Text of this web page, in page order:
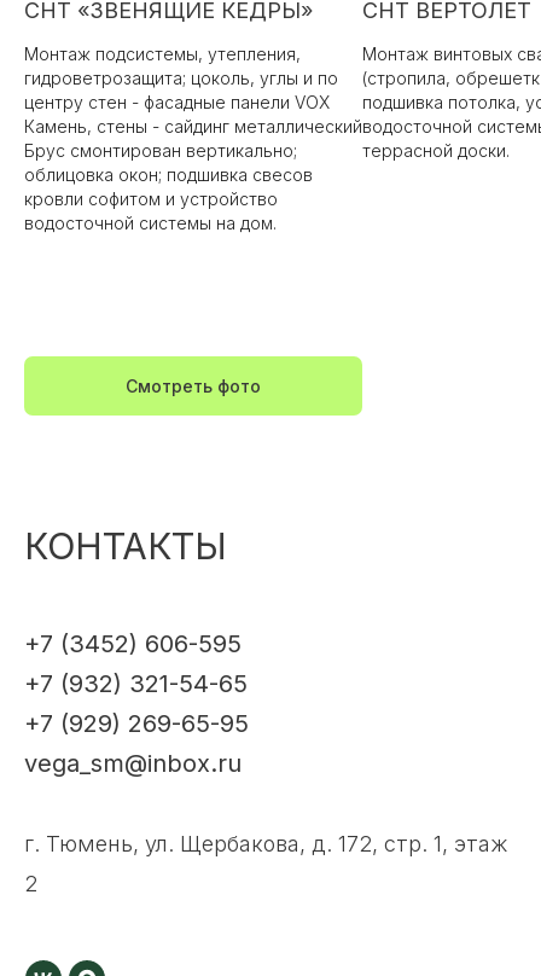
СНТ «ЗВЕНЯЩИЕ КЕДРЫ»
Монтаж подсистемы, утепления,
гидроветрозащита; цоколь, углы и по
центру стен - фасадные панели VOX
Камень, стены - сайдинг металлический
Брус смонтирован вертикально;
облицовка окон; подшивка свесов
кровли софитом и устройство
водосточной системы на дом.
Смотреть фото
СНТ ВЕРТОЛЕТ
Монтаж винтовых
(стропила,
подшивка потолка,
водосточной
террасной доски.
КОНТАКТЫ
+7 (3452) 606-595
+7 (932) 321-54-65
+7 (929) 269-65-95
vega_sm@inbox.ru
г. Тюмень, ул. Щербакова, д. 172, стр. 1, этаж
2